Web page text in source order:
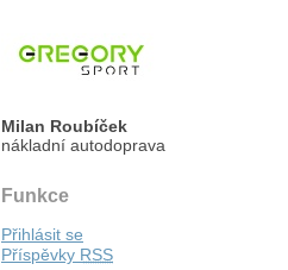
Milan Roubíček
nákladní autodoprava
Funkce
Přihlásit se
Příspěvky RSS